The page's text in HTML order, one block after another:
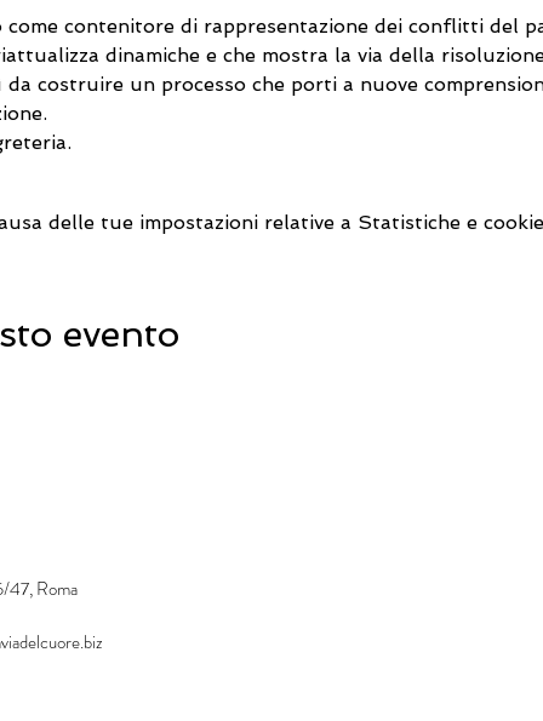
come contenitore di rappresentazione dei conflitti del
dinamiche e che mostra la via della
da costruire un processo che porti a nuove
delle tue impostazioni relative a Statistiche e
evento
47, Roma